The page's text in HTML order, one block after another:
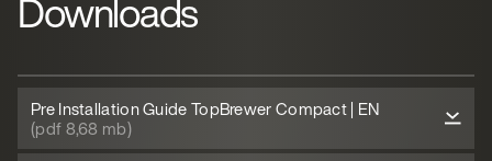
Downloads
Pre Installation Guide TopBrewer Compact | EN
(pdf 8,68 mb)